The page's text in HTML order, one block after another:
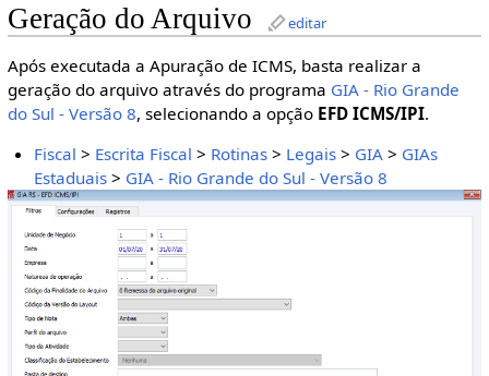
Geração do Arquivo editar
Após executada a Apuração de ICMS, basta realizar a
geração do arquivo através do programa GIA - Rio Grande
do Sul - Versão 8, selecionando a opção EFD ICMS/IPI.
Fiscal > Escrita Fiscal > Rotinas > Legais > GIA > GIAs
Estaduais > GIA - Rio Grande do Sul - Versão 8